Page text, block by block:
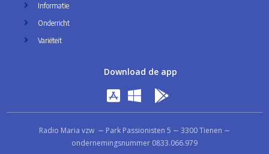
Informatie
Onderricht
Variëteit
Download de app
Radio Maria vzw ∼ Park Passionisten 5 ∼ 3300 Tienen ∼
ondernemingsnummer 0833.066.979